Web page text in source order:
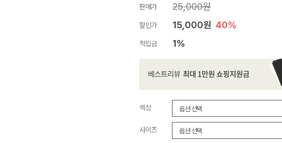
판매가 25,000원
할인가 15,000원 40%
적립금 1%
색상
사이즈